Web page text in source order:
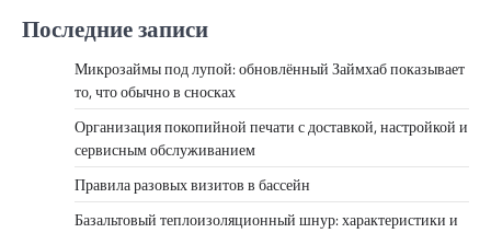
Последние записи
Микрозаймы под лупой: обновлённый Займхаб показывает
то, что обычно в сносках
Организация покопийной печати с доставкой, настройкой и
сервисным обслуживанием
Правила разовых визитов в бассейн
Базальтовый теплоизоляционный шнур: характеристики и